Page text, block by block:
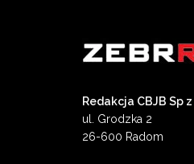
Redakcja CBJB Sp z
ul. Grodzka 2
26-600 Radom